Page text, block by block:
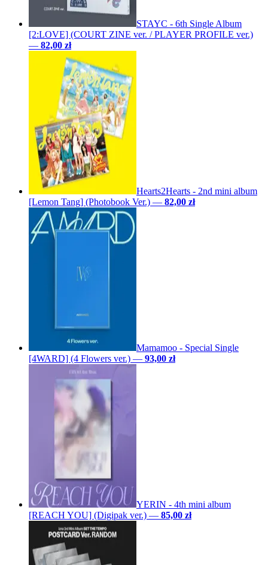
STAYC - 6th Single Album
[2:LOVE] (COURT ZINE ver. / PLAYER PROFILE ver.)
— 82,00 zł
Hearts2Hearts - 2nd mini album
[Lemon Tang] (Photobook Ver.) — 82,00 zł
Mamamoo - Special Single
[4WARD] (4 Flowers ver.) — 93,00 zł
YERIN - 4th mini album
[REACH YOU] (Digipak ver.) — 85,00 zł